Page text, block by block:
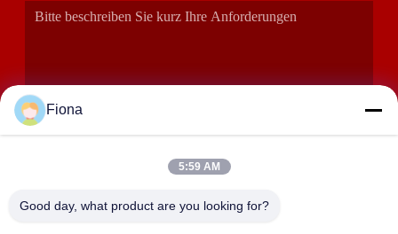
Fiona
5:59 AM
Good day, what product are you looking for?